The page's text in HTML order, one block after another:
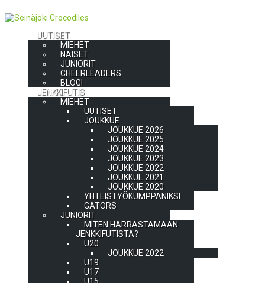
UUTISET
MIEHET
NAISET
JUNIORIT
CHEERLEADERS
BLOGI
JENKKIFUTIS
MIEHET
UUTISET
JOUKKUE
JOUKKUE 2026
JOUKKUE 2025
JOUKKUE 2024
JOUKKUE 2023
JOUKKUE 2022
JOUKKUE 2021
JOUKKUE 2020
YHTEISTYÖKUMPPANIKSI
GATORS
JUNIORIT
MITEN HARRASTAMAAN
JENKKIFUTISTA?
U20
JOUKKUE 2022
U19
U17